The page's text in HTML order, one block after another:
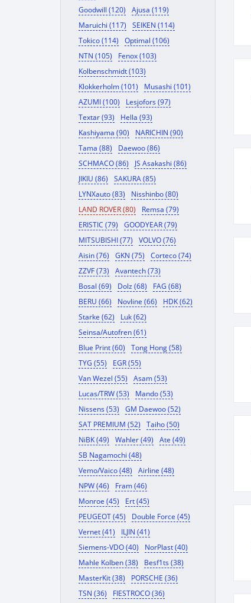
Goodwill (120)
Ajusa (119)
Maruichi (117)
SEIKEN (114)
Tokico (114)
Optimal (106)
NTN (105)
Fenox (103)
Kolbenschmidt (103)
Klokkerholm (101)
Musashi (101)
AZUMI (100)
Lesjofors (97)
Textar (93)
Hella (93)
Kashiyama (90)
NARICHIN (90)
Tama (88)
Daewoo (86)
SCHMACO (86)
JS Asakashi (86)
JIKIU (86)
SAKURA (85)
LYNXauto (83)
Nisshinbo (80)
LAND ROVER (80)
Remsa (79)
ERISTIC (79)
GOODYEAR (79)
MITSUBISHI (77)
VOLVO (76)
Aisin (76)
GKN (75)
Corteco (74)
ZZVF (73)
Avantech (73)
Bosal (69)
Dolz (68)
FAG (68)
BERU (66)
Novline (66)
HDK (62)
Starke (62)
Luk (62)
Seinsa/Autofren (61)
Blue Print (60)
Tong Hong (58)
TYG (55)
EGR (55)
Van Wezel (55)
Asam (53)
Lucas/TRW (53)
Mando (53)
Nissens (53)
GM Daewoo (52)
SAT PREMIUM (52)
Taiho (50)
NiBK (49)
Wahler (49)
Ate (49)
SB Nagamochi (48)
Vemo/Vaico (48)
Airline (48)
NPW (46)
Fram (46)
Monroe (45)
Ert (45)
PEUGEOT (45)
Double Force (45)
Vernet (41)
ILJIN (41)
Siemens-VDO (40)
NorPlast (40)
Mahle Kolben (38)
Besf1ts (38)
MasterKit (38)
PORSCHE (36)
TSN (36)
FIESTROCO (36)